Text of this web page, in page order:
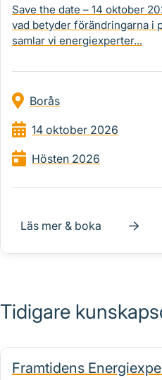
Save the date – 14 oktober
vad betyder förändringarna i
samlar vi energiexperter...
Borås
14 oktober 2026
Hösten 2026
Läs mer & boka
Tidigare
Framtidens